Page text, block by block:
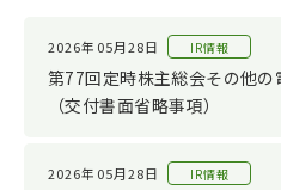
お知らせ
会社情報
IR情報
2026年05月28日 IR情報
第77回定時株主総会その他
（交付書面省略事項）
2026年05月28日 IR情報